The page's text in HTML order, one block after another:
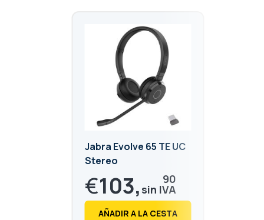
Jabra Evolve 65 TE UC
Stereo
€103, 90
€ 125,
AÑADIR A LA CESTA